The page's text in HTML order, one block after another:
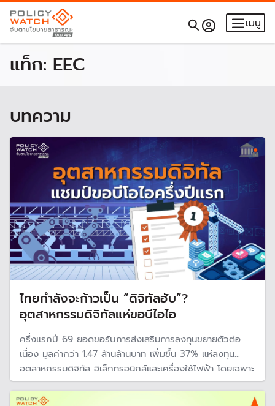
เมนู
แท็ก: EEC
บทความ
ไทยกำลังจะก้าวเป็น “ดิจิทัลฮับ”?
อุตสาหกรรมดิจิทัลแห่ขอบีไอไอ
ครึ่งแรกปี 69 ยอดขอรับการส่งเสริมการลงทุนขยายตัวต่อ
เนื่อง มูลค่ากว่า 1.47 ล้านล้านบาท เพิ่มขึ้น 37% แห่ลงทุน
อุตสาหกรรมดิจิทัล อิเล็กทรอนิกส์และเครื่องใช้ไฟฟ้า โดยเฉพาะ
การลงทุนจากต่างประเทศใน Data Center, Data Hosting
และ Cloud Service